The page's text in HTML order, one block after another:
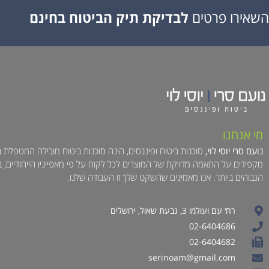
השאירו פרטים לבדיקת תיק הביטוח בחינם
מי אנחנו
נועם סרי יוסי לוי, סוכנות ביטוח ופיננסים, הינה סוכנות ביטוח מובילה
מקפידים על התאמה מדויקת של המוצרים לכל לקוח על פי מאפייניו הייחודיים,
הגבוהים ביותר. אנו מאמינים שהשקט שלך זו העבודה שלנו.
רח׳ עם ועולמו 3, גבעת שאול, ירושלים
02-6404686
02-6404682
serinoam@gmail.com